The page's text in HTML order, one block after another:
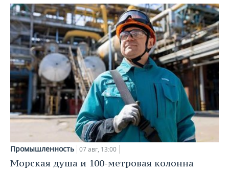
Промышленность 07 авг, 13:00
Морская душа и 100-метровая колонна